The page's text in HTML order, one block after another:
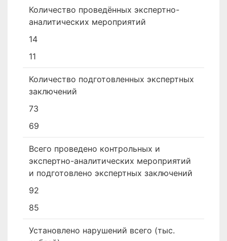
Количество проведённых экспертно-
аналитических мероприятий
14
11
Количество подготовленных экспертных
заключений
73
69
Всего проведено контрольных и
экспертно-аналитических мероприятий
и подготовлено экспертных заключений
92
85
Установлено нарушений всего (тыс.